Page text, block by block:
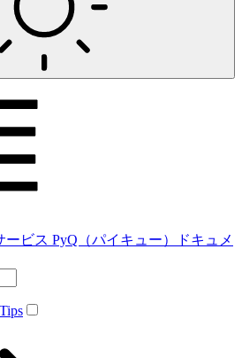
ービス PyQ（パイキュー）ドキュメ